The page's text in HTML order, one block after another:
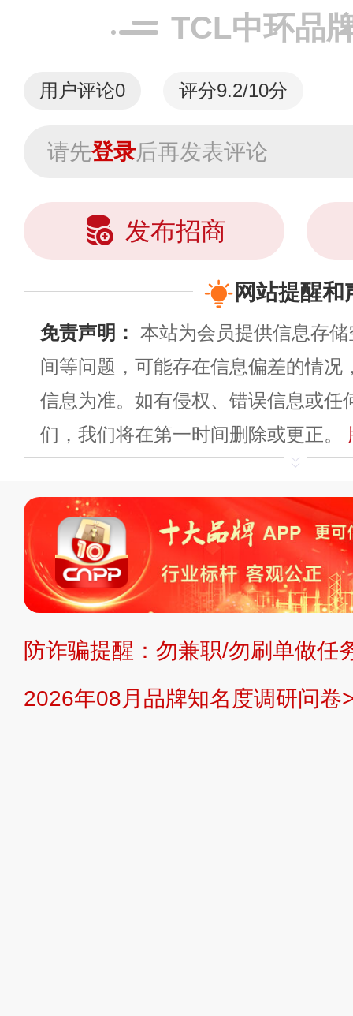
务的应用”为使命
TCL中环品
用户评论0 评分9.2/10分
请先登录后再发表评论
发布招商
网站提醒和
免责声明： 本站为会员提供信息存
间等问题，可能存在信息偏差的情况
信息为准。如有侵权、错误信息或任
们，我们将在第一时间删除或更正。
平台自有内容（文字
标、LOGO 等）知识产权归本站所
复制、转载、商用。本站不生产产
不代理、不招商、不提供中介服务。
持投资购买的观点或意见，页面信息
提交说明： 快速提交发布>> 提交品
防诈骗提醒：勿兼职/勿刷单做任
2026年08月品牌知名度调研问卷